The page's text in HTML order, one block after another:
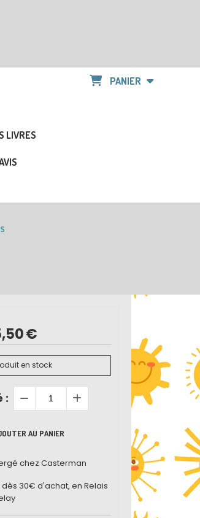
LIVRES
PANIER
€
en stock
:
AU PANIER
chez Casterman
30€ d'achat, en Relais